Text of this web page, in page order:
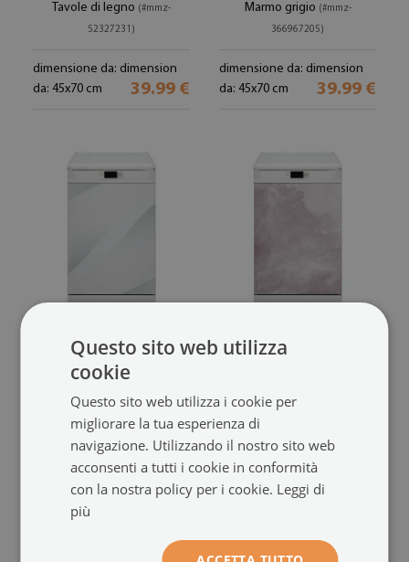
Tavole di legno (#mmz-
52327231)
dimensione da: dimension
da: 45x70 cm
39.99 €
Marmo grigio (#mmz-
366967205)
dimensione da: dimension
da: 45x70 cm
39.99 €
lavastoviglie
Astrazione(#mmz-273211923)
da: 45x70 cm
39.99 €
lavastoviglie
da: 45x70 cm
39.99 €
Questo sito web utilizza
cookie
Questo sito web utilizza i cookie per
migliorare la tua esperienza di
navigazione. Utilizzando il nostro sito web
acconsenti a tutti i cookie in conformità
con la nostra policy per i cookie. Leggi di
più